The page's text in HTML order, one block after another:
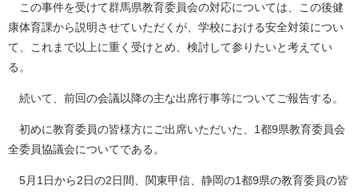
この事件を受けて群馬県教育委員会の対応については、この後健
康体育課から説明させていただくが、学校における安全対策につい
て、これまで以上に重く受けとめ、検討して参りたいと考えてい
る。
続いて、前回の会議以降の主な出席行事等についてご報告する。
初めに教育委員の皆様方にご出席いただいた、1都9県教育委員会
全委員協議会についてである。
5月1日から2日の2日間、関東甲信、静岡の1都9県の教育委員の皆